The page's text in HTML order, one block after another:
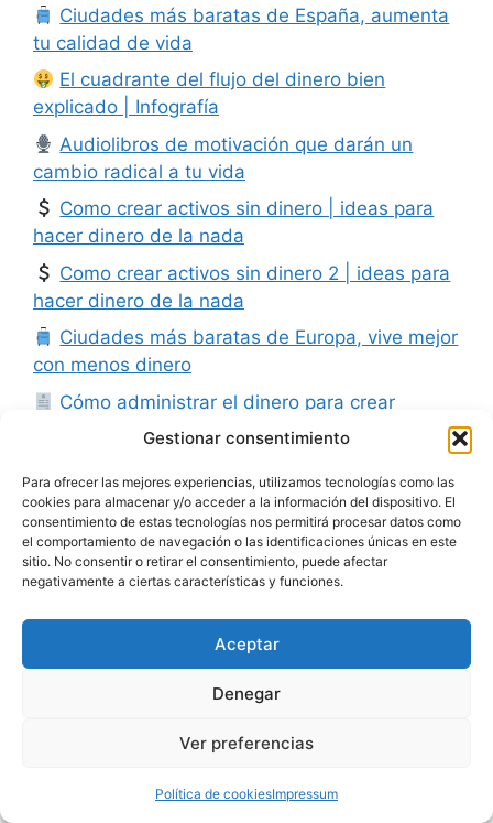
Gestionar consentimiento
Para ofrecer las mejores experiencias, utilizamos tecnologías como las
cookies para almacenar y/o acceder a la información del dispositivo. El
consentimiento de estas tecnologías nos permitirá procesar datos como
el comportamiento de navegación o las identificaciones únicas en este
sitio. No consentir o retirar el consentimiento, puede afectar
negativamente a ciertas características y funciones.
Aceptar
Denegar
Ver preferencias
Política de cookiesImpressum
Ciudades más baratas de España, aumenta
tu calidad de vida
El cuadrante del flujo del dinero bien
explicado | Infografía
Audiolibros de motivación que darán un
cambio radical a tu vida
Como crear activos sin dinero | ideas para
hacer dinero de la nada
Como crear activos sin dinero 2 | ideas para
hacer dinero de la nada
Ciudades más baratas de Europa, vive mejor
con menos dinero
Cómo administrar el dinero para crear
riqueza | Tutorial + Hoja Excel gratis
la S.L. española
Países más baratos para vivir, multiplica tu
poder adquisitivo
Franquicias baratas por menos de 1.000€ y
sin local |Guía + Info
Cómo Invertir en videojuegos: Un negocio
millonario [22 empresas]
prosperidad y la abundancia | 80/20
Negocios rentables en pueblos: 10 ideas